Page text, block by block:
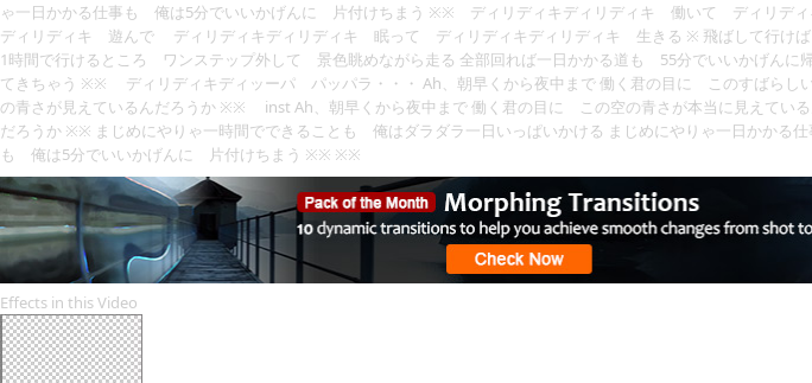
ゃ一日かかる仕事も 俺は5分でいいかげんに 片付けちまう ※※ ディリディキディリディキ 働いて ディリディ
ディリディキ 遊んで ディリディキディリディキ 眠って ディリディキディリディキ 生きる ※ 飛ばして行け
1時間で行けるところ ワンステップ外して 景色眺めながら走る 全部回れば一日かかる道も 55分でいいかげんに
てきちゃう ※※ ディリディキディッーパ パッパラ・・・ Ah、朝早くから夜中まで 働く君の目に このすばらし
の青さが見えているんだろうか ※※ inst Ah、朝早くから夜中まで 働く君の目に この空の青さが本当に見えてい
だろうか ※※ まじめにやりゃ一時間でできることも 俺はダラダラ一日いっぱいかける まじめにやりゃ一日かかる仕
も 俺は5分でいいかげんに 片付けちまう ※※ ※※
Effects in this Video